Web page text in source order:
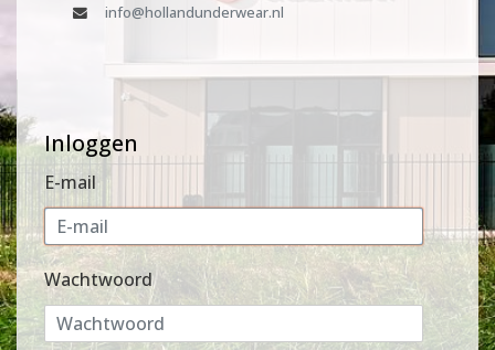
info@hollandunderwear.nl
Inloggen
E-mail
Wachtwoord